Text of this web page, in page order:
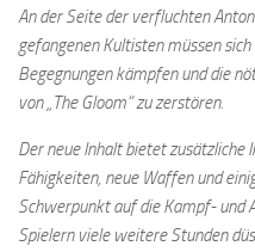
An der Seite der verfluchten
gefangenen Kultisten müssen
Begegnungen kämpfen und die
von „The Gloom“ zu zerstören.
Der neue Inhalt bietet zusätzliche
Fähigkeiten, neue Waffen und
Schwerpunkt auf die Kampf- und
Spielern viele weitere Stunden